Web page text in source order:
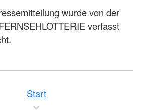
wurde von der
verfasst
Start